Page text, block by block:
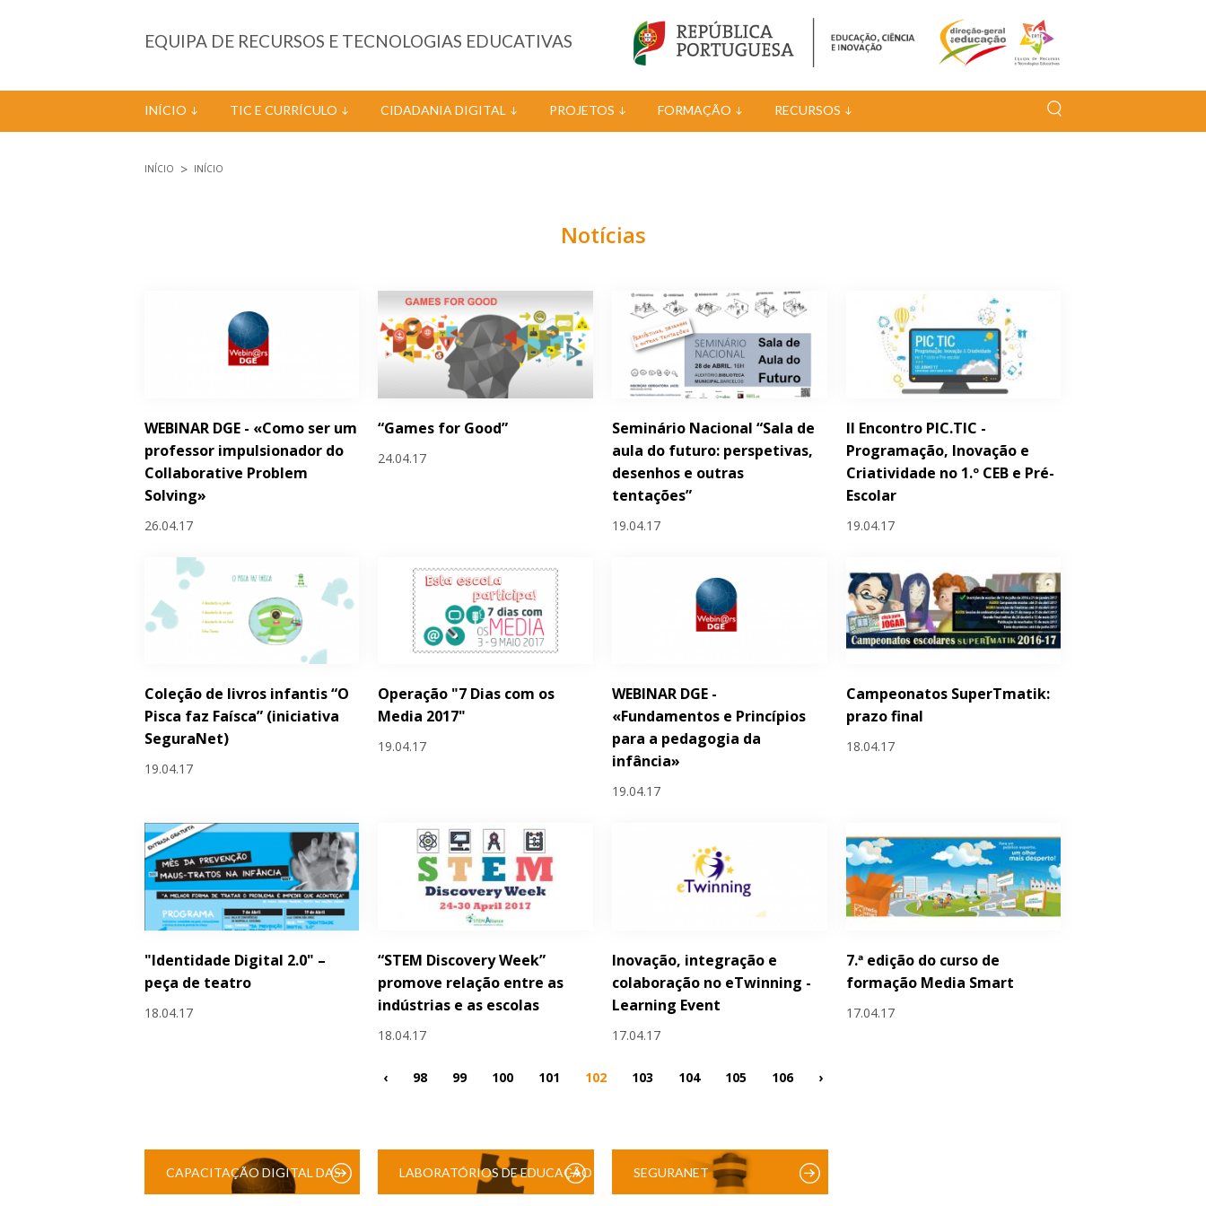
EQUIPA DE RECURSOS E TECNOLOGIAS EDUCATIVAS
INÍCIO TIC E CURRÍCULO CIDADANIA DIGITAL PROJETOS FORMAÇÃO RECURSOS
INÍCIO INÍCIO
Notícias
WEBINAR DGE - «Como ser um
professor impulsionador do
Collaborative Problem
Solving»
26.04.17
“Games for Good”
24.04.17
Seminário Nacional “Sala de
aula do futuro: perspetivas,
desenhos e outras
tentações”
19.04.17
II Encontro PIC.TIC -
Programação, Inovação e
Criatividade no 1.º CEB e Pré-
Escolar
19.04.17
Coleção de livros infantis “O
Pisca faz Faísca” (iniciativa
SeguraNet)
19.04.17
Operação "7 Dias com os
Media 2017"
19.04.17
WEBINAR DGE -
«Fundamentos e Princípios
para a pedagogia da
infância»
19.04.17
Campeonatos SuperTmatik:
prazo final
18.04.17
"Identidade Digital 2.0" –
peça de teatro
18.04.17
“STEM Discovery Week”
promove relação entre as
indústrias e as escolas
18.04.17
Inovação, integração e
colaboração no eTwinning -
Learning Event
17.04.17
7.ª edição do curso de
formação Media Smart
17.04.17
Páginas
‹ 98 99 100 101 102 103 104 105 106 ›
CAPACITAÇÃO DIGITAL DAS LABORATÓRIOS DE EDUCAÇÃO SEGURANET